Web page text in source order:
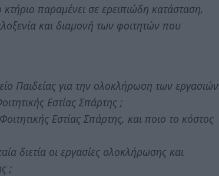
κτήριο παραμένει σε ερειπιώδη κατάσταση,
και διαμονή των φοιτητών που
Παιδείας για την ολοκλήρωση των εργασιών
Εστίας Σπάρτης ;
Εστίας Σπάρτης, και ποιο το κόστος
διετία οι εργασίες ολοκλήρωσης και
;